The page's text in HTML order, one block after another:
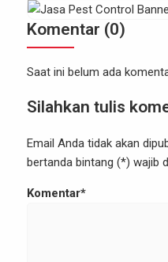
ditimbulkan dapat
yang tidak sedikit.
Komentar (0)
Saat ini belum ada
Silahkan tulis
Email Anda tidak akan
bertanda bintang (*) wajib
Komentar*